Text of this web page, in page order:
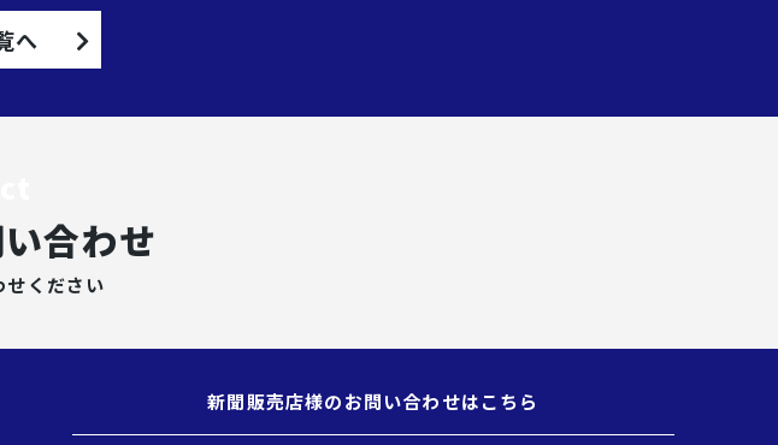
へ
合わせ
せください
新聞販売店様のお問い合わせはこちら